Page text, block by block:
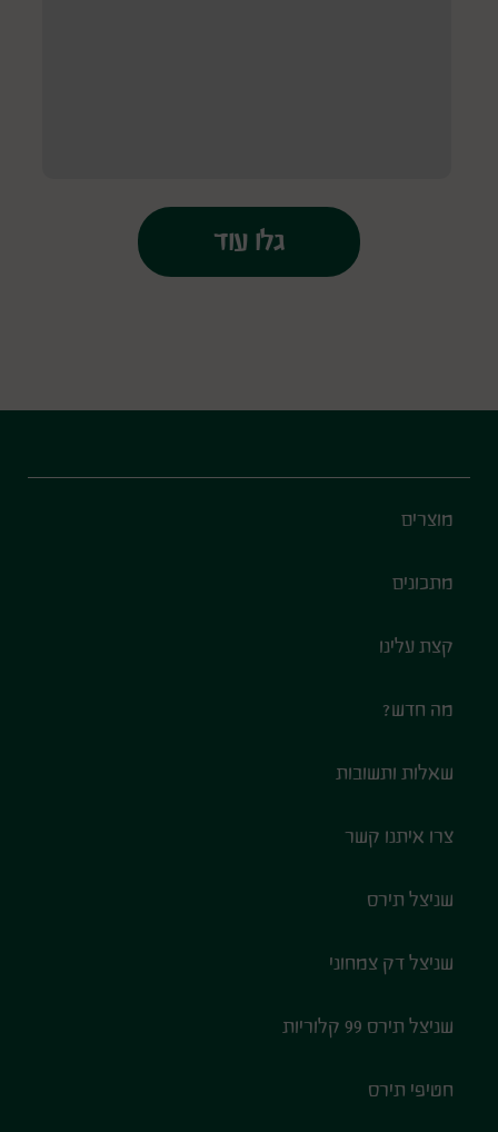
מוצרים
מתכונים
קצת עלינו
מה חדש?
שאלות ותשובות
צרו איתנו קשר
שניצל תירס
שניצל דק צמחוני
שניצל תירס 99 קלוריות
חטיפי תירס